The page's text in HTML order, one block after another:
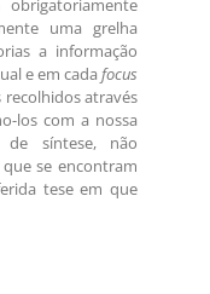
uma grelha
a informação
e em cada focus
recolhidos através
los com a nossa
de síntese, não
se encontram
tese em que